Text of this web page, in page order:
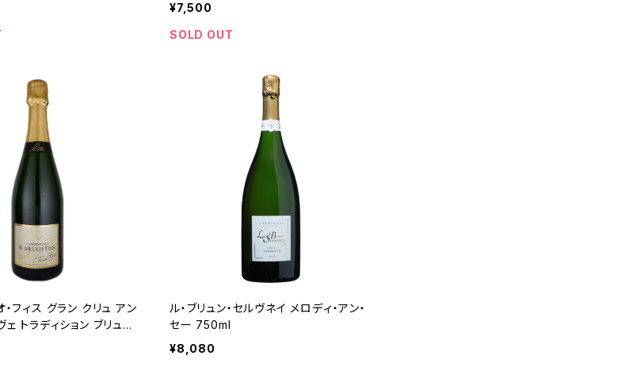
¥7,500
SOLD OUT
・フィス グラン クリュ アン
トラディション ブリュッ
ル・ブリュン・セルヴネイ メロディ・アン・
セー 750ml
¥8,080